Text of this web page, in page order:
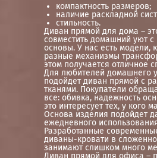
компактность размеров;
наличие раскладной
стильность.
Диван прямой для дома –
совместить домашний уют
основы. У нас есть модели,
разные механизмы
этом получается отличное
Для любителей домашнего
подойдет диван прямой с
тканями. Покупатели
все: обивка, надежность
это интересует тех, у кого
Основа изделия подойдет
ежедневного
Разработанные
диваны-кровати в
занимают слишком много
Диван прямой для офиса –